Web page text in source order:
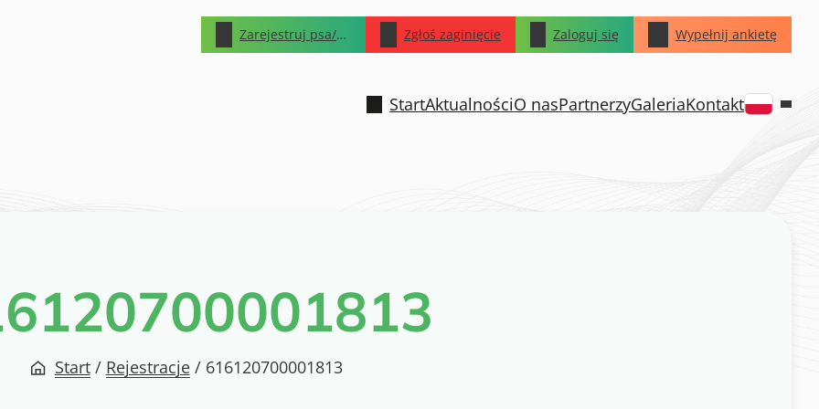
Zarejestruj psa/kota Zgłoś zaginięcie Zaloguj się Wypełnij ankietę
StartAktualnościO nasPartnerzyGaleriaKontakt
Start / Rejestracje / 616120700001813